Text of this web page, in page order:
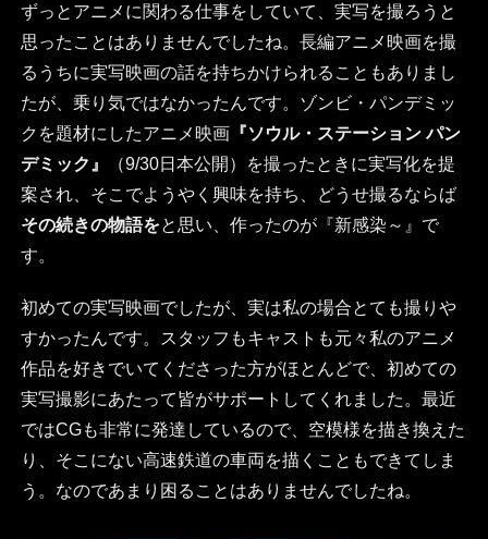
ずっとアニメに関わる仕事をしていて、実写を撮ろうと
思ったことはありませんでしたね。長編アニメ映画を撮
るうちに実写映画の話を持ちかけられることもありまし
たが、乗り気ではなかったんです。ゾンビ・パンデミッ
クを題材にしたアニメ映画『ソウル・ステーション パン
デミック』
（9/30日本公開）を撮ったときに実写化を提
案され、そこでようやく興味を持ち、どうせ撮るならば
その続きの物語をと思い、作ったのが『新感染～』で
す。
初めての実写映画でしたが、実は私の場合とても撮りや
すかったんです。スタッフもキャストも元々私のアニメ
作品を好きでいてくださった方がほとんどで、初めての
実写撮影にあたって皆がサポートしてくれました。最近
ではCGも非常に発達しているので、空模様を描き換えた
り、そこにない高速鉄道の車両を描くこともできてしま
う。なのであまり困ることはありませんでしたね。